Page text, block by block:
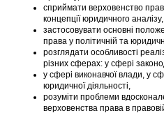
сприймати верховенство
концепції юридичного аналізу,
застосовувати основні
права у політичній та
розглядати особливості
різних сферах: у сфері
у сфері виконавчої влади, у
юридичної діяльності,
розуміти проблеми
верховенства права в